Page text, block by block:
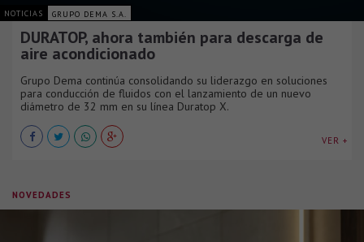
NOTICIAS GRUPO DEMA S.A.
DURATOP, ahora también para descarga de
aire acondicionado
Grupo Dema continúa consolidando su liderazgo en soluciones
para conducción de fluidos con el lanzamiento de un nuevo
diámetro de 32 mm en su línea Duratop X.
VER +
NOVEDADES